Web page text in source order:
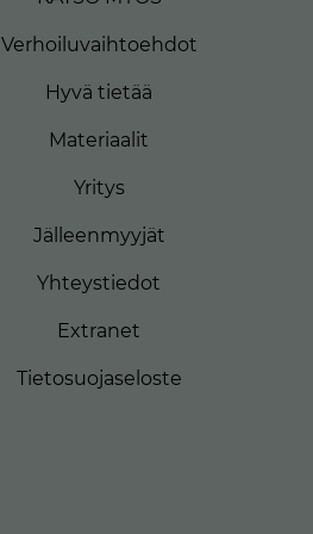
Verhoiluvaihtoehdot
Hyvä tietää
Materiaalit
Yritys
Jälleenmyyjät
Yhteystiedot
Extranet
Tietosuojaseloste